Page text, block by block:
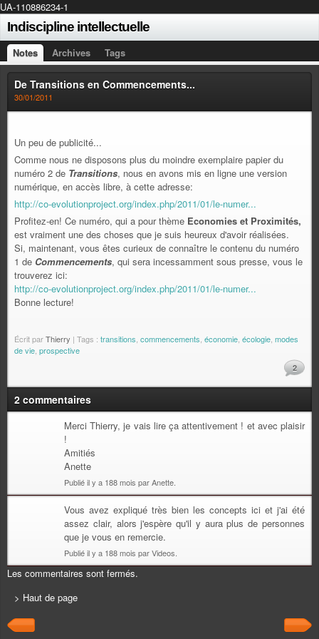
UA-110886234-1
Indiscipline intellectuelle
Notes Archives Tags
De Transitions en Commencements...
30/01/2011
Un peu de publicité...
Comme nous ne disposons plus du moindre exemplaire papier du
numéro 2 de Transitions, nous en avons mis en ligne une version
numérique, en accès libre, à cette adresse:
http://co-evolutionproject.org/index.php/2011/01/le-numer...
Profitez-en! Ce numéro, qui a pour thème Economies et Proximités,
est vraiment une des choses que je suis heureux d'avoir réalisées.
Si, maintenant, vous êtes curieux de connaître le contenu du numéro
1 de Commencements, qui sera incessamment sous presse, vous le
trouverez ici:
http://co-evolutionproject.org/index.php/2011/01/le-numer...
Bonne lecture!
Écrit parThierry | Tags : transitions commencements économie écologie modes
de vie prospective
2
2 commentaires
Merci Thierry, je vais lire ça attentivement ! et avec plaisir
!
Amitiés
Anette
Publié il y a 188 mois par Anette.
Vous avez expliqué très bien les concepts ici et j'ai été
assez clair, alors j'espère qu'il y aura plus de personnes
que je vous en remercie.
Publié il y a 188 mois par Videos.
Les commentaires sont fermés.
> Haut de page